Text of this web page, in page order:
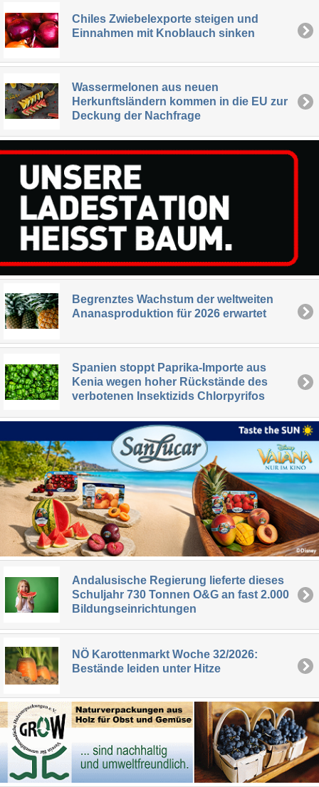
Chiles Zwiebelexporte steigen und
Einnahmen mit Knoblauch sinken
Wassermelonen aus neuen
Herkunftsländern kommen in die EU zur
Deckung der Nachfrage
Begrenztes Wachstum der weltweiten
Ananasproduktion für 2026 erwartet
Spanien stoppt Paprika-Importe aus
Kenia wegen hoher Rückstände des
verbotenen Insektizids Chlorpyrifos
Andalusische Regierung lieferte dieses
Schuljahr 730 Tonnen O&G an fast 2.000
Bildungseinrichtungen
NÖ Karottenmarkt Woche 32/2026:
Bestände leiden unter Hitze